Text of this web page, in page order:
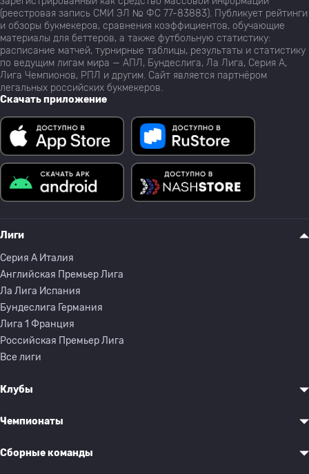
(реестровая запись СМИ ЭЛ № ФС 77-83883). Публикует рейтинги
и обзоры букмекеров, сравнения коэффициентов, обучающие
материалы для беттеров, а также футбольную статистику:
расписание матчей, турнирные таблицы, результаты и статистику
по ведущим лигам мира — АПЛ, Бундеслига, Ла Лига, Серия А,
Лига Чемпионов, РПЛ и другим. Сайт является партнёром
легальных российских букмекеров.
Скачать приложение
Лиги
Серия A Италия
Английская Премьер Лига
Ла Лига Испания
Бундеслига Германия
Лига 1 Франция
Российская Премьер Лига
Все лиги
Клубы
Чемпионаты
Сборные команды